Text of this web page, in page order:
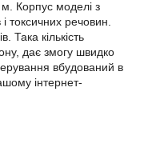
Корпус моделі з
токсичних речовин.
Така кількість
дає змогу швидко
вбудований в
інтернет-